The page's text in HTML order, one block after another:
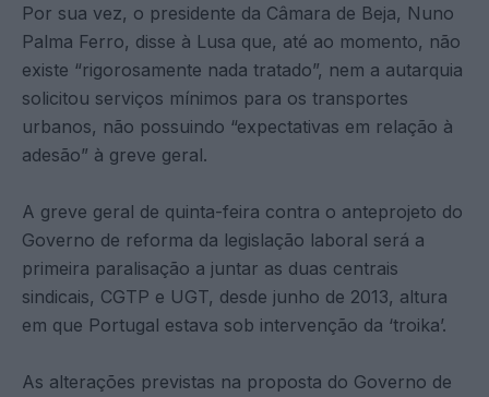
Por sua vez, o presidente da Câmara de Beja, Nuno
Palma Ferro, disse à Lusa que, até ao momento, não
existe “rigorosamente nada tratado”, nem a autarquia
solicitou serviços mínimos para os transportes
urbanos, não possuindo “expectativas em relação à
adesão” à greve geral.
A greve geral de quinta-feira contra o anteprojeto do
Governo de reforma da legislação laboral será a
primeira paralisação a juntar as duas centrais
sindicais, CGTP e UGT, desde junho de 2013, altura
em que Portugal estava sob intervenção da ‘troika’.
As alterações previstas na proposta do Governo de